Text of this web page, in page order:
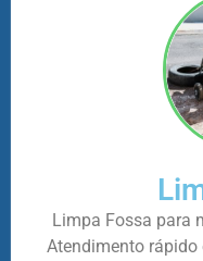
Limpa Fossa para
Atendimento